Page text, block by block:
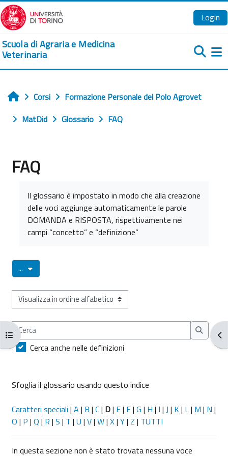
Vai al contenuto principale
Login
Scuola di Agraria e Medicina
Veterinaria
Apri indice del corso
Home
Corsi
Formazione Personale del Polo Agrovet
MatDid
Glossario FAQ
FAQ
Il glossario è impostato in modo che alla creazione
delle voci aggiunge automaticamente le parole
DOMANDA e RISPOSTA, rispettivamente nei
campi “concetto” e “definizione”
... Esporta voci
Sfoglia il glossario usando questo indice
Cerca
Cerca
Cerca anche nelle definizioni
Sfoglia il glossario usando questo indice
Caratteri speciali | A | B | C| D| E| F| G | H | I | J | K | L| M | N |
O | P | Q | R | S | T | U | V| W| X| Y| Z | TUTTI
In questa sezione non è stato trovata nessuna voce